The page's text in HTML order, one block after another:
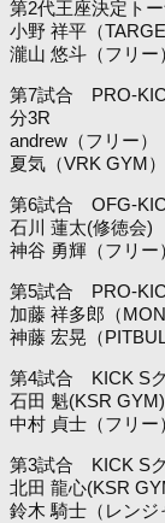
第2代王座決定ト
小野 祥平（
瀧山 悠斗（フリー
第7試合 PRO-
分3R
andrew（フリー）
夏気（VRK GYM）
第6試合 OFG-
石川 蓮太(修徳会)
神谷 勇輝（フリー
第5試合 PRO-
加藤 祥多郎（
神藤 宏晃（
第4試合 KICK S
石田 魁(KSR GYM)
中村 貞士（フリー
第3試合 KICK S
北田 龍心(KSR
鈴木 騎士（レンジ